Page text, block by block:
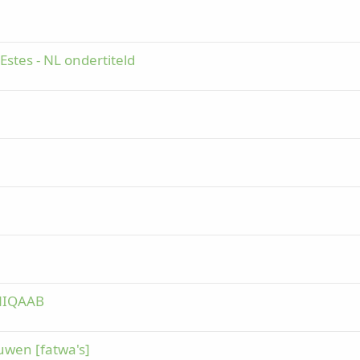
- NL ondertiteld
[fatwa's]